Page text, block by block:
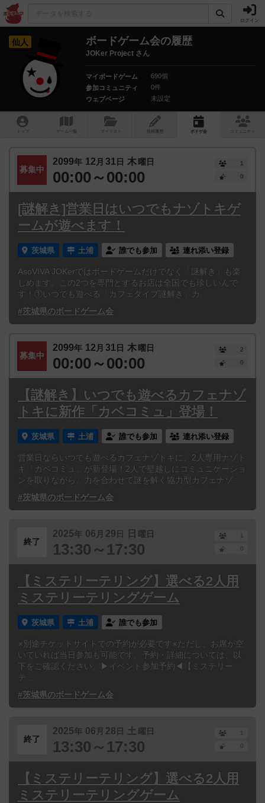
ログイン
仙人 ボードゲーム会の履歴
JOKer Project さん
マイボードゲーム
690個
参加コミュニティ
0件
ウェブページ
未設定
トップ ゲーム一覧 マイリスト 投稿履歴 ボ ドゲ会 コミュニティ
募集中
2099年 12 月 31日 木曜日
00:00～00:00
1
0
[謎解き]営業日はいつでもナゾトキゲ
ームが遊べます！
茨城県 土浦 誰でも参加 連れ添い登録
AsoVIVA JOKerではボードゲームだけでなく「謎解き」も楽
しめます。この2つを専門とするお店は全国でも珍しいんで
す！①いつでも遊べる「カフェタイプ謎解き」カ...
#茨城県のボードゲーム会
募集中
2099年 12 月 31日 木曜日
00:00～00:00
2
0
【謎解き】いつでも遊べるカフェナゾ
トキに新作「カベコミュ」登場！
茨城県 土浦 誰でも参加 連れ添い登録
営業日ならいつでも遊べるカフェナゾトキに、2人専用ナゾト
キ『カベコミュ』が新登場！2人で壁越しにコミュニケーショ
ンを取りながら、力を合わせて謎を解く協力型カフェナゾ...
#茨城県のボードゲーム会
終了
2025年 06 月 29 日 日 曜日
13:30～17:30
1
0
【ミステリーテリング】選べる2人用
ミステリーテリングゲーム
茨城県 土浦 誰でも参加
※別途チケットサイトでの予約が必要です※ただし、お席が空
いていれば当日参加も可能です。予約・詳細については、以
下をご確認ください。▶イベント参加予約◀【ミステリー
テ...
#茨城県のボードゲーム会
終了
2025年 06 月 28 日 土 曜日
13:30～17:30
1
0
【ミステリーテリング】選べる2人用
ミステリーテリングゲーム